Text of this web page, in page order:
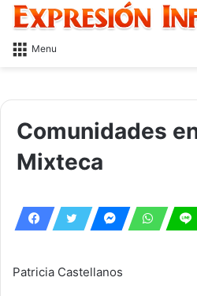
Menu
Comunidades
Mixteca
Patricia Castellanos